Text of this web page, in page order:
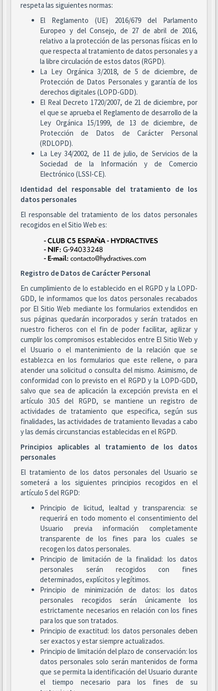
respeta las siguientes normas:
El Reglamento (UE) 2016/679 del Parlamento
Europeo y del Consejo, de 27 de abril de 2016,
relativo a la protección de las personas físicas en lo
que respecta al tratamiento de datos personales y a
la libre circulación de estos datos (RGPD).
La Ley Orgánica 3/2018, de 5 de diciembre, de
Protección de Datos Personales y garantía de los
derechos digitales (LOPD-GDD).
El Real Decreto 1720/2007, de 21 de diciembre, por
el que se aprueba el Reglamento de desarrollo de la
Ley Orgánica 15/1999, de 13 de diciembre, de
Protección de Datos de Carácter Personal
(RDLOPD).
La Ley 34/2002, de 11 de julio, de Servicios de la
Sociedad de la Información y de Comercio
Electrónico (LSSI-CE).
Identidad del responsable del tratamiento de los
datos personales
El responsable del tratamiento de los datos personales
recogidos en el Sitio Web es:
Registro de Datos de Carácter Personal
En cumplimiento de lo establecido en el RGPD y la LOPD-
GDD, le informamos que los datos personales recabados
por El Sitio Web mediante los formularios extendidos en
sus páginas quedarán incorporados y serán tratados en
nuestro ficheros con el fin de poder facilitar, agilizar y
cumplir los compromisos establecidos entre El Sitio Web y
el Usuario o el mantenimiento de la relación que se
establezca en los formularios que este rellene, o para
atender una solicitud o consulta del mismo. Asimismo, de
conformidad con lo previsto en el RGPD y la LOPD-GDD,
salvo que sea de aplicación la excepción prevista en el
artículo 30.5 del RGPD, se mantiene un registro de
actividades de tratamiento que especifica, según sus
finalidades, las actividades de tratamiento llevadas a cabo
y las demás circunstancias establecidas en el RGPD.
Principios aplicables al tratamiento de los datos
personales
El tratamiento de los datos personales del Usuario se
someterá a los siguientes principios recogidos en el
artículo 5 del RGPD:
Principio de licitud, lealtad y transparencia: se
requerirá en todo momento el consentimiento del
Usuario previa información completamente
transparente de los fines para los cuales se
recogen los datos personales.
Principio de limitación de la finalidad: los datos
personales serán recogidos con fines
determinados, explícitos y legítimos.
Principio de minimización de datos: los datos
personales recogidos serán únicamente los
estrictamente necesarios en relación con los fines
para los que son tratados.
Principio de exactitud: los datos personales deben
ser exactos y estar siempre actualizados.
Principio de limitación del plazo de conservación: los
datos personales solo serán mantenidos de forma
que se permita la identificación del Usuario durante
el tiempo necesario para los fines de su